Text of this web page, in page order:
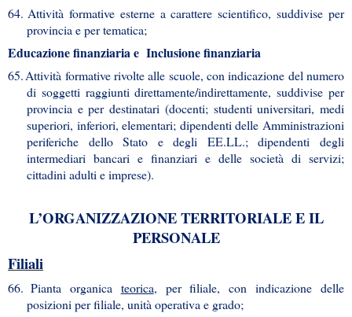
64. Attività formative esterne a carattere scientifico, suddivise per
provincia e per tematica;
Educazione finanziaria e Inclusione finanziaria
65.Attività formative rivolte alle scuole, con indicazione del numero
di soggetti raggiunti direttamente/indirettamente, suddivise per
provincia e per destinatari (docenti; studenti universitari, medi
superiori, inferiori, elementari; dipendenti delle Amministrazioni
periferiche dello Stato e degli EE.LL.; dipendenti degli
intermediari bancari e finanziari e delle società di servizi;
cittadini adulti e imprese).
L’ORGANIZZAZIONE TERRITORIALE E IL
PERSONALE
Filiali
66. Pianta organica teorica, per filiale, con indicazione delle
posizioni per filiale, unità operativa e grado;